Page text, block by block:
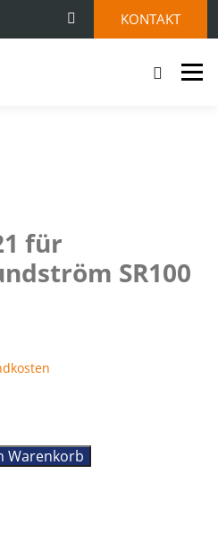
KONTAKT
Menü
für
SR100
Warenkorb